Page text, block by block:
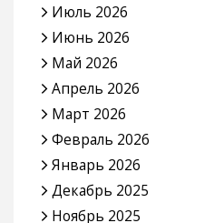
Июль 2026
Июнь 2026
Май 2026
Апрель 2026
Март 2026
Февраль 2026
Январь 2026
Декабрь 2025
Ноябрь 2025